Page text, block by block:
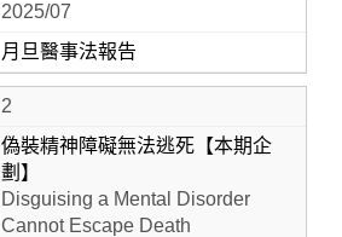
2025/07
月旦醫事法報告
2
偽裝精神障礙無法逃死【本期企
劃】
Disguising a Mental Disorder
Cannot Escape Death